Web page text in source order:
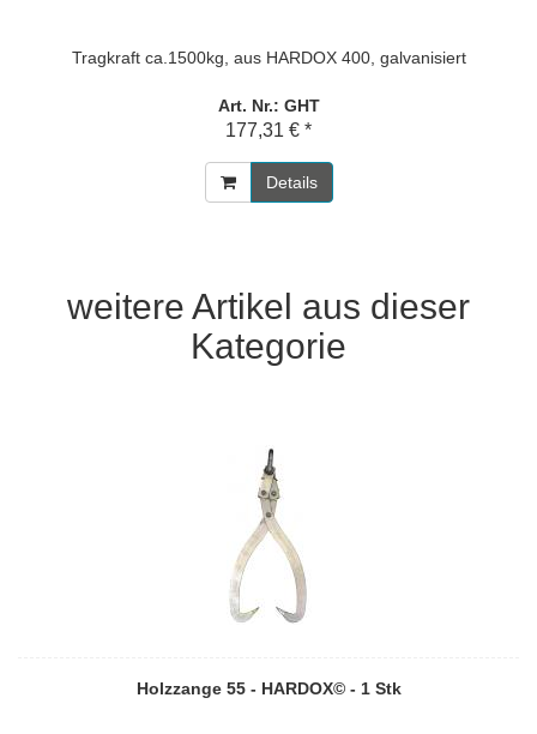
Tragkraft ca.1500kg, aus HARDOX 400, galvanisiert
Art. Nr.: GHT
177,31 € *
Details
weitere Artikel aus dieser
Kategorie
Holzzange 55 - HARDOX© - 1 Stk